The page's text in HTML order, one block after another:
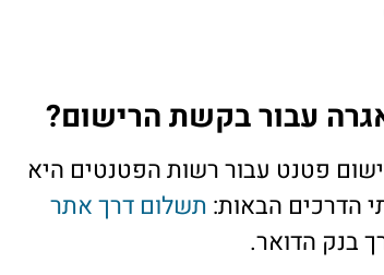
עבור בקשת הרישום?
פטנט עבור רשות הפטנטים היא
תשלום דרך אתר
בנק הדואר.